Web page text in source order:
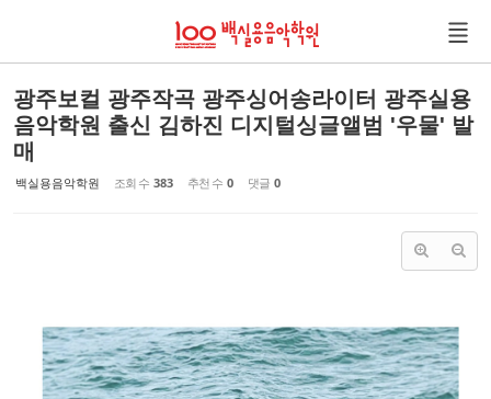
광주보컬 광주작곡 광주싱어송라이터 광주실용
음악학원 출신 김하진 디지털싱글앨범 '우물' 발
매
백실용음악학원 조회 수 383 추천 수 0 댓글 0